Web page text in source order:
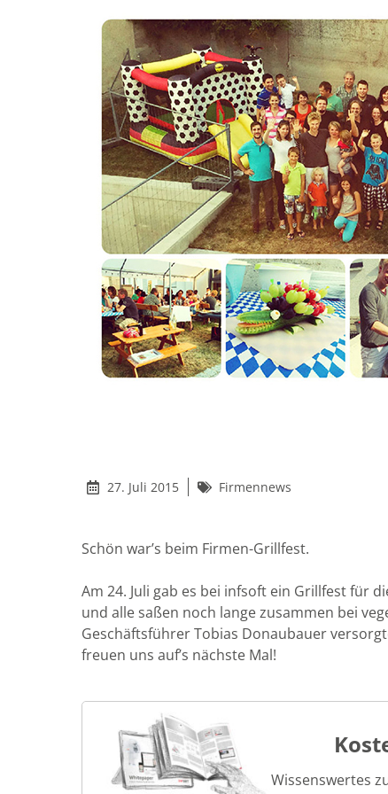
27. Juli 2015 Firmennews
Schön war’s beim Firmen-Grillfest.
Am 24. Juli gab es bei infsoft ein Grillfest für
und alle saßen noch lange zusammen bei
Geschäftsführer Tobias Donaubauer
freuen uns auf’s nächste Mal!
Wissenswertes